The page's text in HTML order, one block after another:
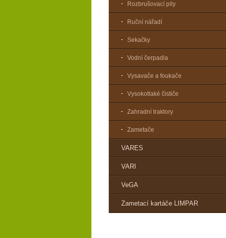
Rozbrušovací pily
Ruční nářadí
Sekačky
Vodní čerpadla
Vysavače a foukače
Vysokotlaké čističe
Zahradní traktory
Zametače
VARES
VARI
VeGA
Zametací kartáče LIMPAR